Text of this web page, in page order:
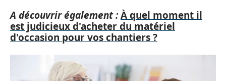
A découvrir également :À quel moment il
est judicieux d'acheter du matériel
d'occasion pour vos chantiers ?